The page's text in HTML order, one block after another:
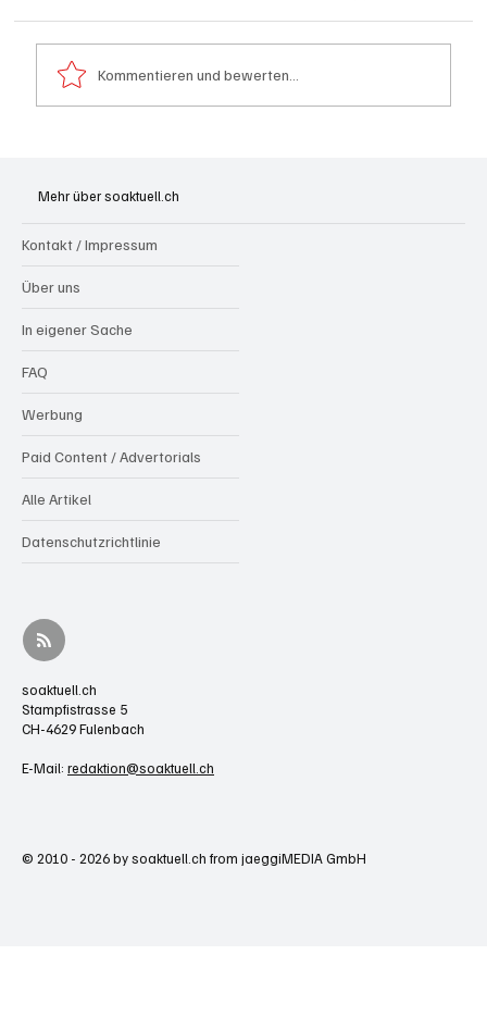
Kommentieren und bewerten...
Mehr über soaktuell.ch
Kontakt / Impressum
Über uns
In eigener Sache
FAQ
Werbung
Paid Content / Advertorials
Alle Artikel
Datenschutzrichtlinie
soaktuell.ch
Stampfistrasse 5
CH-4629 Fulenbach
E-Mail: redaktion@soaktuell.ch
© 2010 - 2026 by soaktuell.ch from jaeggiMEDIA GmbH